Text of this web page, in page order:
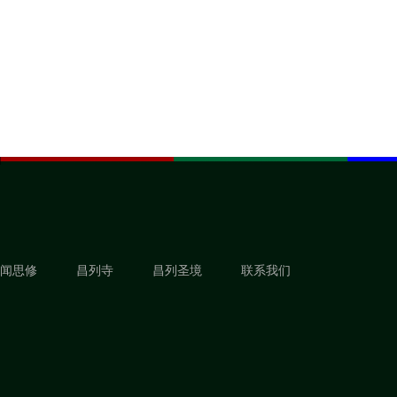
闻思修 昌列寺 昌列圣境 联系我们